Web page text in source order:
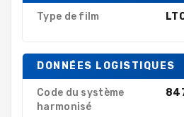
Type de film
DONNÉES LOGISTIQUES
Code du système
harmonisé